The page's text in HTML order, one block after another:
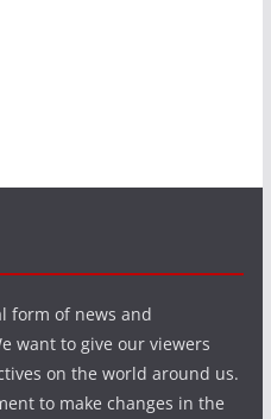
form of news and
want to give our viewers
on the world around us.
to make changes in the